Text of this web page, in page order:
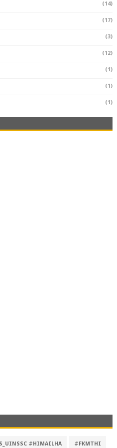
(14)
(17)
(3)
(12)
(1)
(1)
(1)
#HIMAILHA #FKMTHI